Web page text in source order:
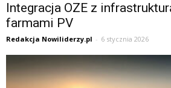
Integracja OZE z
farmami PV
Redakcja Nowiliderzy.pl - 6 stycznia 2026